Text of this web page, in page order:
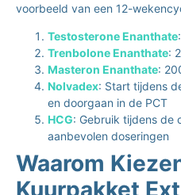
voorbeeld van een 12-
Testosterone Enanthate
Trenbolone Enanthate:
Masteron Enanthate:
Nolvadex: Start tijdens
en doorgaan in de PCT
HCG: Gebruik tijdens de
aanbevolen doseringen
Waarom
Kuurpakket